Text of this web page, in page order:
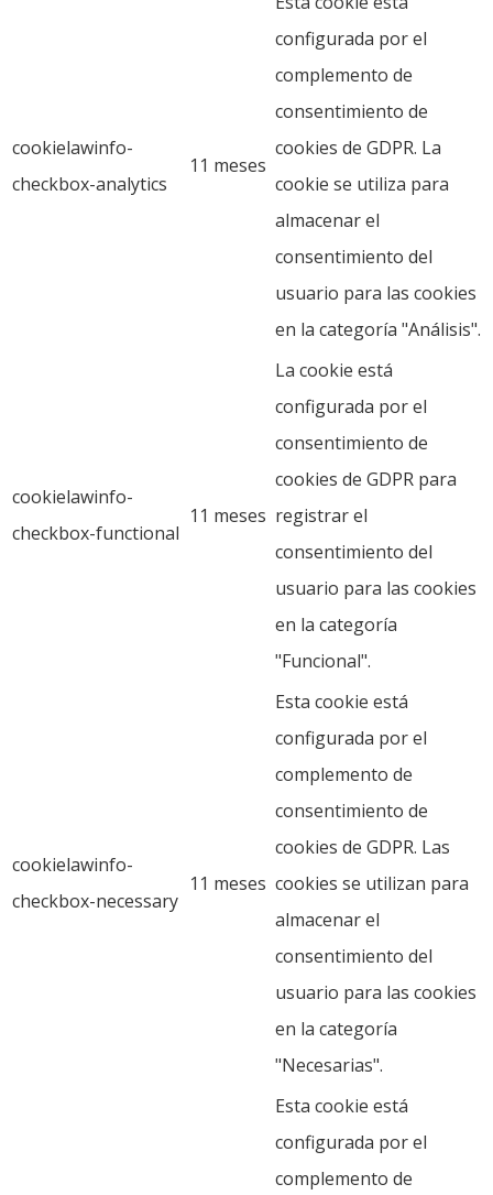
cookielawinfo-
checkbox-analytics
11 meses
configurada por el
complemento de
consentimiento de
cookies de GDPR. La
cookie se utiliza para
almacenar el
consentimiento del
usuario para las cookies
en la categoría "Análisis".
cookielawinfo-
checkbox-functional
11 meses
La cookie está
configurada por el
consentimiento de
cookies de GDPR para
registrar el
consentimiento del
usuario para las cookies
en la categoría
"Funcional".
cookielawinfo-
checkbox-necessary
11 meses
Esta cookie está
configurada por el
complemento de
consentimiento de
cookies de GDPR. Las
cookies se utilizan para
almacenar el
consentimiento del
usuario para las cookies
en la categoría
"Necesarias".
Esta cookie está
configurada por el
complemento de